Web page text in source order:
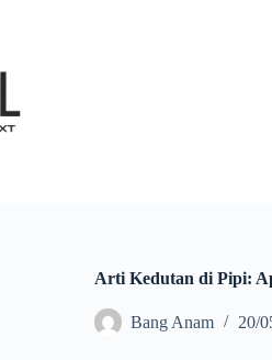
Arti Kedutan di Pipi:
Bang Anam 20/